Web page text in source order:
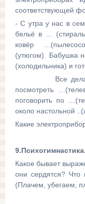
соответствующей
- С утра у нас в
бельё в …
ковёр
(утюгом). Бабушка
(холодильника) и
Все дела
посмотреть
поговорить по
около настольной
Какие
9.Психогимнастика.
Какое бывает
они сердятся? Что
(Плачем, убегаем,